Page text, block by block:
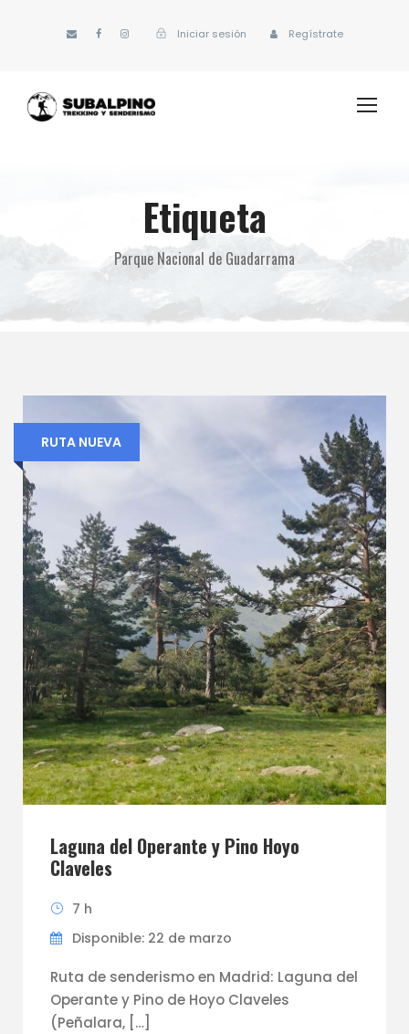
Iniciar sesión Regístrate
Etiqueta
Parque Nacional de Guadarrama
RUTA NUEVA
Laguna del Operante y Pino Hoyo
Claveles
7 h
Disponible: 22 de marzo
Ruta de senderismo en Madrid: Laguna del
Operante y Pino de Hoyo Claveles
(Peñalara, […]